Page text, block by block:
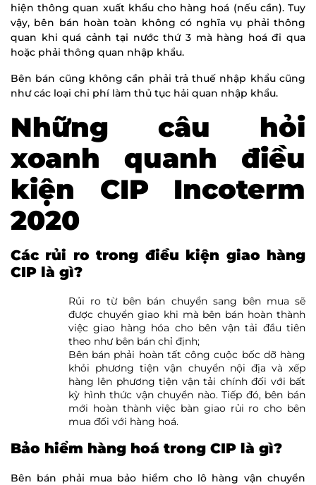
hiện thông quan xuất khẩu cho hàng hoá (nếu cần). Tuy
vậy, bên bán hoàn toàn không có nghĩa vụ phải thông
quan khi quá cảnh tại nước thứ 3 mà hàng hoá đi qua
hoặc phải thông quan nhập khẩu.
Bên bán cũng không cần phải trả thuế nhập khẩu cũng
như các loại chi phí làm thủ tục hải quan nhập khẩu.
Những câu hỏi
xoanh quanh điều
kiện CIP Incoterm
2020
Các rủi ro trong điều kiện giao hàng
CIP là gì?
Rủi ro từ bên bán chuyển sang bên mua sẽ
được chuyển giao khi mà bên bán hoàn thành
việc giao hàng hóa cho bên vận tải đầu tiên
theo như bên bán chỉ định;
Bên bán phải hoàn tất công cuộc bốc dỡ hàng
khỏi phương tiện vận chuyển nội địa và xếp
hàng lên phương tiện vận tải chính đối với bất
kỳ hình thức vận chuyển nào. Tiếp đó, bên bán
mới hoàn thành việc bàn giao rủi ro cho bên
mua đối với hàng hoá.
Bảo hiểm hàng hoá trong CIP là gì?
Bên bán phải mua bảo hiểm cho lô hàng vận chuyển